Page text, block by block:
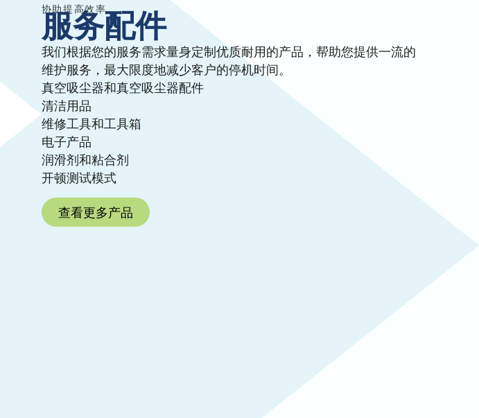
协助提高效率
服务配件
我们根据您的服务需求量身定制优质耐用的产品，帮助您提供一流的
维护服务，最大限度地减少客户的停机时间。
真空吸尘器和真空吸尘器配件
清洁用品
维修工具和工具箱
电子产品
润滑剂和粘合剂
开顿测试模式
查看更多产品